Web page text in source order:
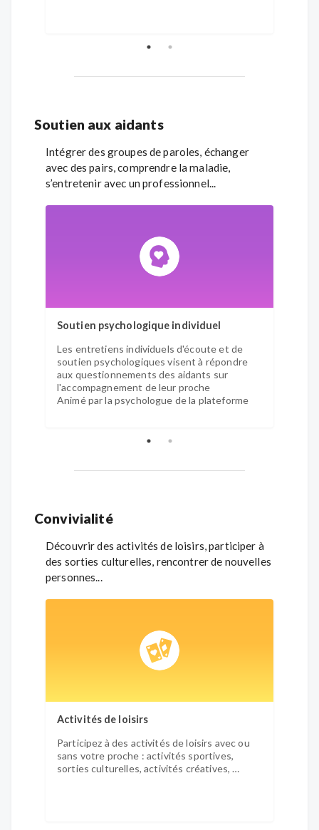
Soutien aux aidants
Intégrer des groupes de paroles, échanger
avec des pairs, comprendre la maladie,
s’entretenir avec un professionnel...
Soutien psychologique individuel
Les entretiens individuels d'écoute et de
soutien psychologiques visent à répondre
aux questionnements des aidants sur
l'accompagnement de leur proche
Animé par la psychologue de la plateforme
Convivialité
Découvrir des activités de loisirs, participer à
des sorties culturelles, rencontrer de nouvelles
personnes...
Activités de loisirs
Participez à des activités de loisirs avec ou
sans votre proche : activités sportives,
sorties culturelles, activités créatives, …